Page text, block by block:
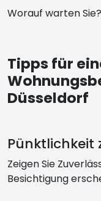
Worauf warten
Tipps für
Düsseldorf
Pünktlichkeit
Zeigen Sie
Besichtigung